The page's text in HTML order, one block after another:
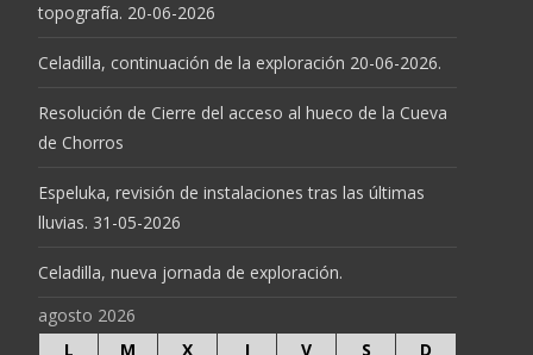
topografía. 20-06-2026
Celadilla, continuación de la exploración 20-06-2026.
Resolución de Cierre del acceso al hueco de la Cueva
de Chorros
Espeluka, revisión de instalaciones tras las últimas
lluvias. 31-05-2026
Celadilla, nueva jornada de exploración.
agosto 2026
L
M X J V S
D